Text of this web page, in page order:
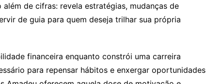
de cifras: revela estratégias, mudanças de
de guia para quem deseja trilhar sua própria
financeira enquanto constrói uma carreira
para repensar hábitos e enxergar oportunidades